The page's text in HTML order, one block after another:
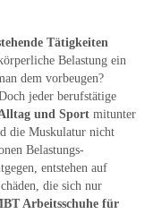
Tätigkeiten
Belastung ein
dem vorbeugen?
jeder berufstätige
und Sport mitunter
die Muskulatur nicht
Belastungs-
entstehen auf
die sich nur
Arbeitsschuhe für